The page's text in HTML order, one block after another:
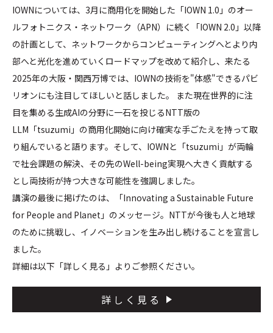
IOWNについては、3月に商用化を開始した「IOWN 1.0」のオー
ルフォトニクス・ネットワーク（APN）に続く「IOWN 2.0」以降
の計画として、ネットワークからコンピューティングへとより内
部へと光化を進めていくロードマップを改めて紹介し、来たる
2025年の大阪・関西万博では、IOWNの技術を"体感"できるパビ
リオンにも注目してほしいと話しました。 また現在世界的に注
目を集める生成AIの分野に一石を投じるNTT版の
LLM「tsuzumi」の商用化開始に向け確実な手ごたえを持って取
り組んでいると語ります。そして、IOWNと「tsuzumi」が両輪
で社会課題の解決、その先のWell-being実現へ大きく貢献する
とし両技術が持つ大きな可能性を強調しました。
講演の最後に掲げたのは、「Innovating a Sustainable Future
for People and Planet」のメッセージ。NTTが今後も人と地球
のために挑戦し、イノベーションを生み出し続けることを宣言し
ました。
詳細は以下「詳しく見る」よりご参照ください。
詳しく見る